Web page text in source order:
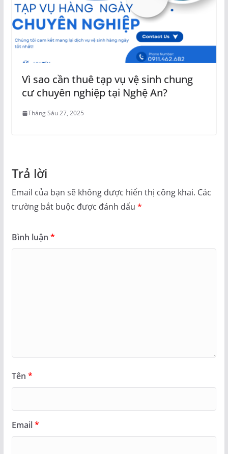
Vì sao cần thuê tạp vụ vệ sinh chung
cư chuyên nghiệp tại Nghệ An?
Tháng Sáu 27, 2025
Trả lời
Email của bạn sẽ không được hiển thị công khai. Các
trường bắt buộc được đánh dấu *
Bình luận *
Tên *
Email*